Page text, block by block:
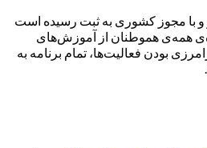
با مجوز کشوری به ثبت رسیده است
همه‌ی هموطنان از آموزش‌های
بودن فعالیت‌ها، تمام برنامه به